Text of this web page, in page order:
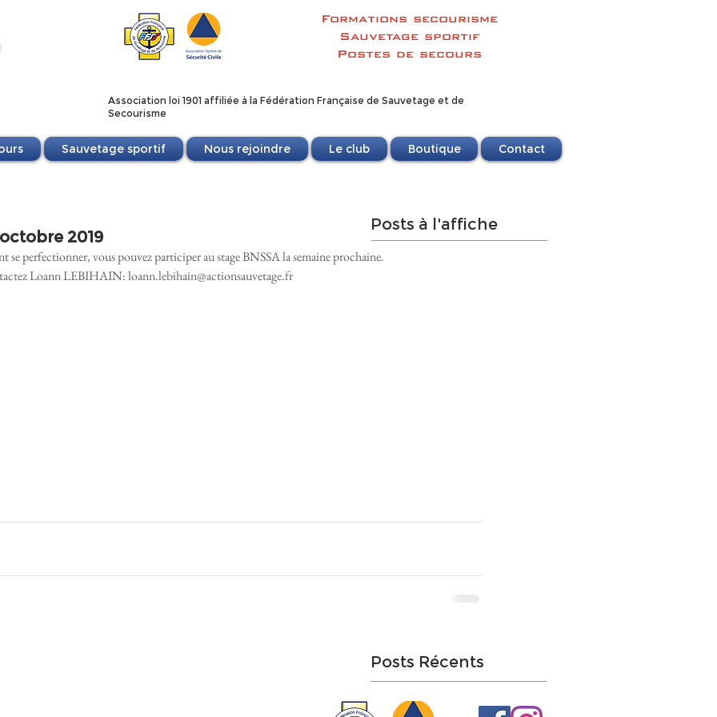
Formations secourisme
Sauvetage sportif
Postes de secours
Association loi 1901 affiliée à la Fédération Française de Sauvetage et de
Secourisme
Sauvetage sportif Nous rejoindre Le club Boutique Contact
2019
se perfectionner, vous pouvez participer au stage BNSSA la semaine prochaine.
Loann LEBIHAIN: loann.lebihain@actionsauvetage.fr
Posts à l'affiche
Posts Récents